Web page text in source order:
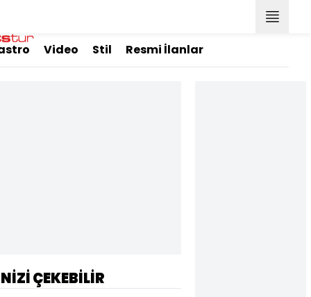
Video Stil Resmi İlanlar
ÇEKEBİLİR